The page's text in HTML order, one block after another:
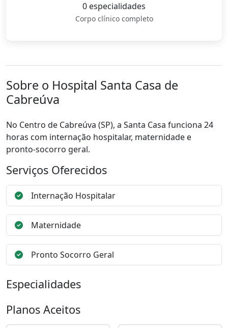
0 especialidades
Corpo clínico completo
Sobre o Hospital Santa Casa de
Cabreúva
No Centro de Cabreúva (SP), a Santa Casa funciona 24
horas com internação hospitalar, maternidade e
pronto-socorro geral.
Serviços Oferecidos
Internação Hospitalar
Maternidade
Pronto Socorro Geral
Especialidades
Planos Aceitos